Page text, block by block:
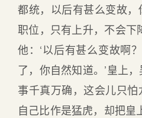
都统，以后有甚么变故
职位，只有上升，不会下
他：‘以后有甚么变故啊
了，你自然知道。’皇上
事千真万确，这会儿只
自己比作是猛虎，却把皇